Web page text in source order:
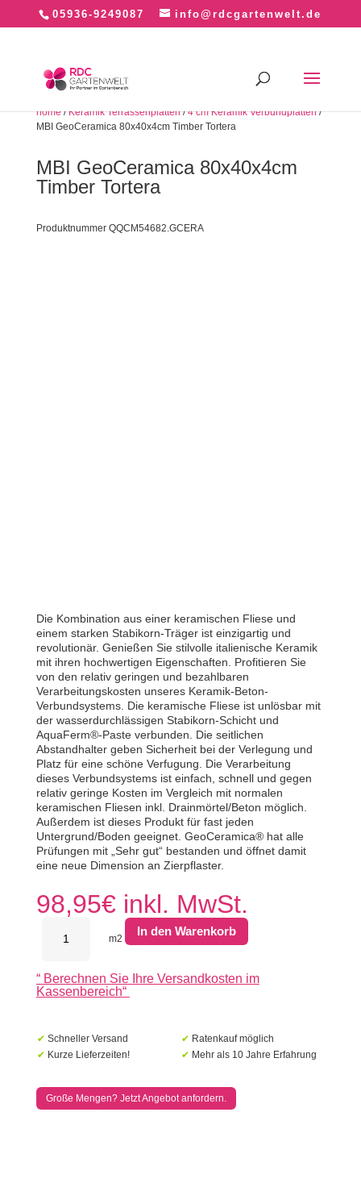
05936-9249087 info@rdcgartenwelt.de
home/Keramik Terrassenplatten/4 cm Keramik Verbundplatten/
MBI GeoCeramica 80x40x4cm Timber Tortera
MBI GeoCeramica 80x40x4cm
Timber Tortera
Produktnummer QQCM54682.GCERA
Die Kombination aus einer keramischen Fliese und
einem starken Stabikorn-Träger ist einzigartig und
revolutionär. Genießen Sie stilvolle italienische Keramik
mit ihren hochwertigen Eigenschaften. Profitieren Sie
von den relativ geringen und bezahlbaren
Verarbeitungskosten unseres Keramik-Beton-
Verbundsystems. Die keramische Fliese ist unlösbar mit
der wasserdurchlässigen Stabikorn-Schicht und
AquaFerm®-Paste verbunden. Die seitlichen
Abstandhalter geben Sicherheit bei der Verlegung und
Platz für eine schöne Verfugung. Die Verarbeitung
dieses Verbundsystems ist einfach, schnell und gegen
relativ geringe Kosten im Vergleich mit normalen
keramischen Fliesen inkl. Drainmörtel/Beton möglich.
Außerdem ist dieses Produkt für fast jeden
Untergrund/Boden geeignet. GeoCeramica® hat alle
Prüfungen mit „Sehr gut“ bestanden und öffnet damit
eine neue Dimension an Zierpflaster.
98,95€ inkl. MwSt.
GeoCeramica
Tortera
Menge
m2
In den Warenkorb
“ Berechnen Sie Ihre Versandkosten im
Kassenbereich“
✔ Schneller Versand ✔ Ratenkauf möglich
✔ Kurze Lieferzeiten! ✔ Mehr als 10 Jahre Erfahrung
Große Mengen? Jetzt Angebot anfordern.